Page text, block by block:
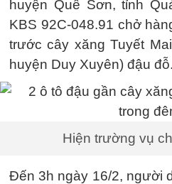
huyện Quế Sơn, tỉnh
KBS 92C-048.91 chở
trước cây xăng Tuyết
huyện Duy Xuyên) đậu đỗ.
Hiện trường vụ
Đến 3h ngày 16/2, người